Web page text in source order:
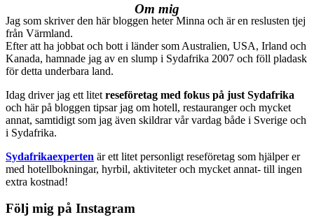
Om mig
Jag som skriver den här bloggen heter Minna och är en reslusten tjej
från Värmland.
Efter att ha jobbat och bott i länder som Australien, USA, Irland och
Kanada, hamnade jag av en slump i Sydafrika 2007 och föll pladask
för detta underbara land.
Idag driver jag ett litet reseföretag med fokus på just Sydafrika
och här på bloggen tipsar jag om hotell, restauranger och mycket
annat, samtidigt som jag även skildrar vår vardag både i Sverige och
i Sydafrika.
Sydafrikaexperten är ett litet personligt reseföretag som hjälper er
med hotellbokningar, hyrbil, aktiviteter och mycket annat- till ingen
extra kostnad!
Följ mig på Instagram